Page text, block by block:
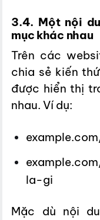
3.4. Một nội
mục khác nhau
Trên các
chia sẻ kiến
được hiển thị
nhau. Ví dụ:
la-gi
Mặc dù nội